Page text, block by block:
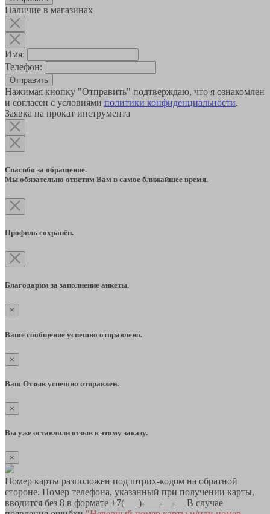
Наличие в магазинах
Имя:
Телефон:
Отправить
Нажимая кнопку "Отправить" подтверждаю, что я ознакомлен
и согласен с условиями политики конфиденциальности.
Заявка на прокат инструмента
Спасибо за обращение.
Мы обязательно ответим Вам в самое ближайшее время.
Профиль сохранён.
Благодарим за заполнение анкеты.
×
Ваше сообщение успешно отправлено.
×
Ваш Отзыв успешно отправлен.
×
Вы уже оставляли отзыв к этому заказу.
×
Номер карты разположен под штрих-кодом на обратной
стороне. Номер телефона, указанный при получении карты,
вводится без 8 в формате +7(___)-___-__-__ В случае